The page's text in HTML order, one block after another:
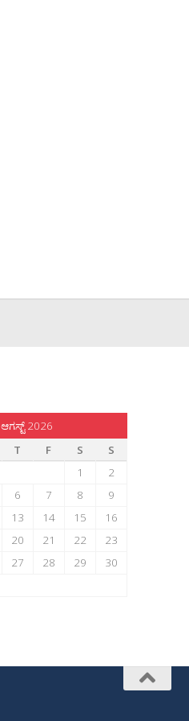
ಆಗಸ್ಟ್ 2026
T F S
S
1
2
6 7 8
9
13 14 15
16
20 21 22
23
27 28 29
30